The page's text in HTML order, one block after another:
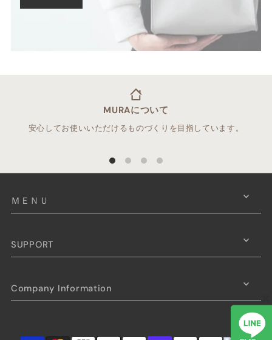
×
MURAについて
安心してお使いいただけるものづくりを目指しています。
ＭＥＮＵ
SUPPORT
Company Information